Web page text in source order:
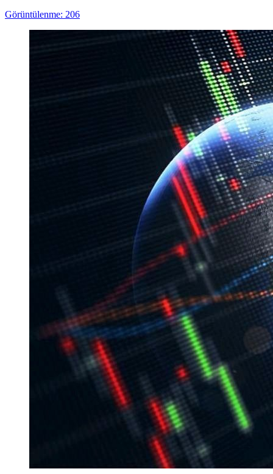
Görüntülenme: 206